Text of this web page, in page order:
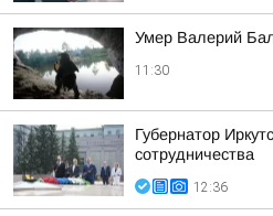
Умер Валерий
11:30
Губернатор
сотрудничества
12:36